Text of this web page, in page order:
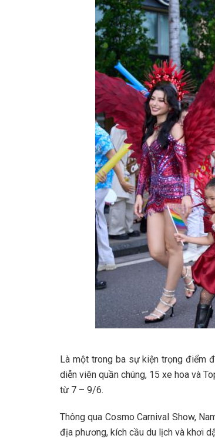
Là một trong ba sự kiện trọng điểm
diễn viên quần chúng, 15 xe hoa và
từ 7 – 9/6.
Thông qua Cosmo Carnival Show,
địa phương, kích cầu du lịch và khơi